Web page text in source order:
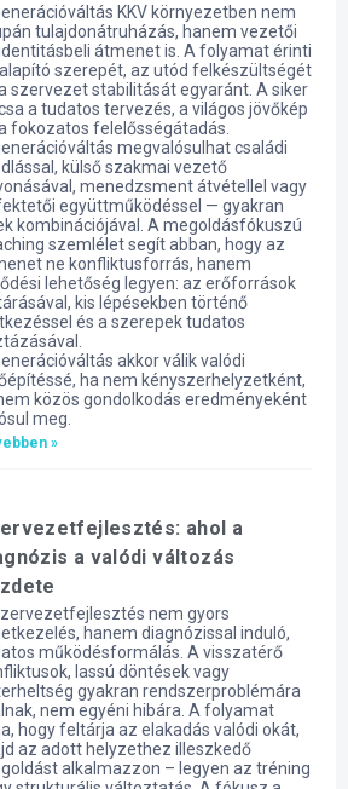
KKV környezetben nem
tulajdonátruházás, hanem vezetői
átmenet is. A folyamat érinti
szerepét, az utód felkészültségét
szervezet stabilitását egyaránt. A siker
a tudatos tervezés, a világos jövőkép
fokozatos felelősségátadás.
megvalósulhat családi
külső szakmai vezető
menedzsment átvétellel vagy
együttműködéssel — gyakran
kombinációjával. A megoldásfókuszú
szemlélet segít abban, hogy az
ne konfliktusforrás, hanem
lehetőség legyen: az erőforrások
kis lépésekben történő
és a szerepek tudatos
akkor válik valódi
ha nem kényszerhelyzetként,
közös gondolkodás eredményeként
meg.
»
ahol a
a valódi változás
nem gyors
hanem diagnózissal induló,
működésformálás. A visszatérő
lassú döntések vagy
gyakran rendszerproblémára
nem egyéni hibára. A folyamat
hogy feltárja az elakadás valódi okát,
az adott helyzethez illeszkedő
alkalmazzon – legyen az tréning